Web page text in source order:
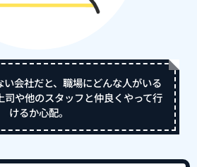
会社だと、職場にどんな人がいる
司や他のスタッフと仲良くやって行
けるか心配。